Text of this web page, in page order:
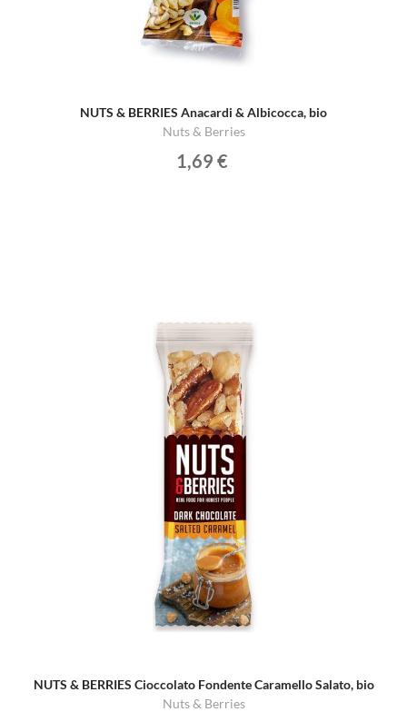
NUTS & BERRIES Anacardi & Albicocca, bio
Nuts & Berries
1,69 €
NUTS & BERRIES Cioccolato Fondente Caramello Salato, bio
Nuts & Berries